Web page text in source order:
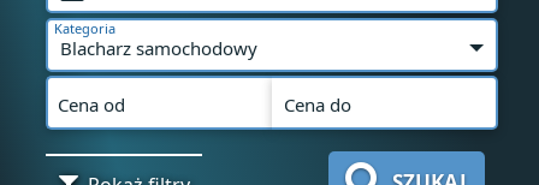
Blacharz samochodowy
Kategoria
Cena od Cena do